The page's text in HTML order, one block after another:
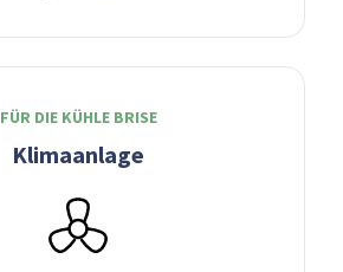
FÜR DIE KÜHLE BRISE
Klimaanlage